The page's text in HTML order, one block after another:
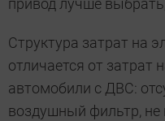
привод лучше
Структура затрат на
отличается от затрат
автомобили с ДВС:
воздушный фильтр,